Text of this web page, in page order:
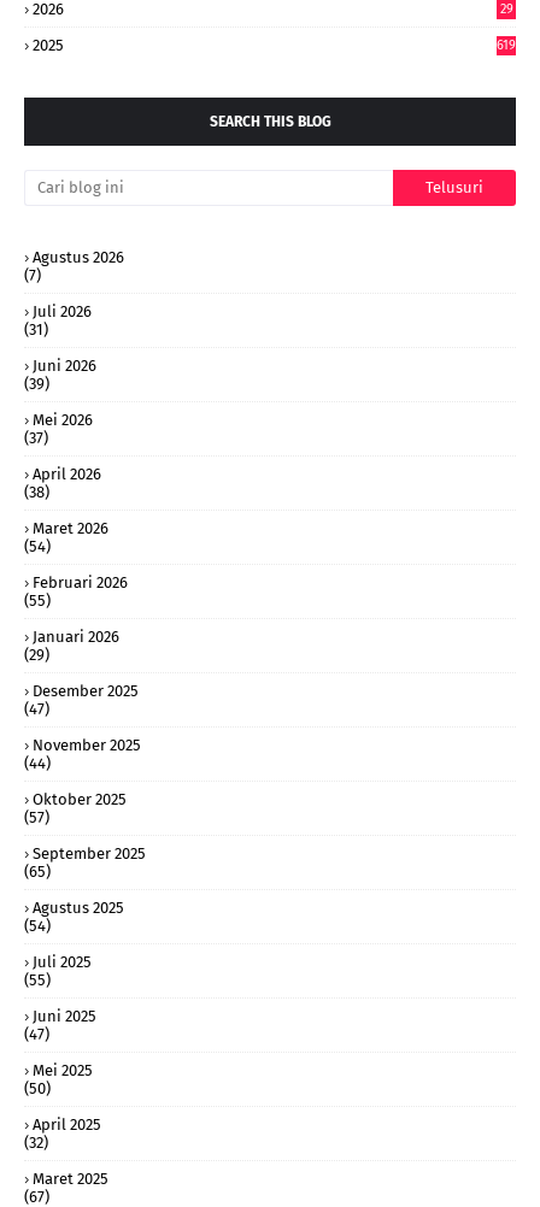
2026
29
2025 619
SEARCH THIS BLOG
Agustus 2026
(7)
Juli 2026
(31)
Juni 2026
(39)
Mei 2026
(37)
April 2026
(38)
Maret 2026
(54)
Februari 2026
(55)
Januari 2026
(29)
Desember 2025
(47)
November 2025
(44)
Oktober 2025
(57)
September 2025
(65)
Agustus 2025
(54)
Juli 2025
(55)
Juni 2025
(47)
Mei 2025
(50)
April 2025
(32)
Maret 2025
(67)